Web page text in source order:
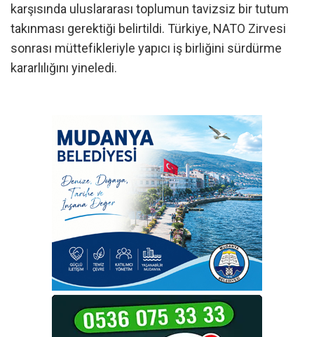
karşısında uluslararası toplumun tavizsiz bir tutum
takınması gerektiği belirtildi. Türkiye, NATO Zirvesi
sonrası müttefikleriyle yapıcı iş birliğini sürdürme
kararlılığını yineledi.